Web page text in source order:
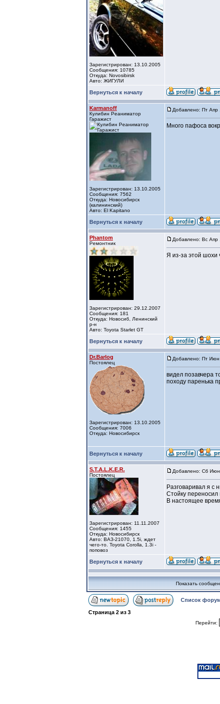
Зарегистрирован: 13.10.2005
Сообщения: 10785
Откуда: Novosibirsk
Авто: ЖИГУЛИ
Вернуться к началу
Karmanoff
Кулибин Реаниматор
Гаражист
Зарегистрирован: 13.10.2005
Сообщения: 7562
Откуда: Новосибирск
(калининский)
Авто: El Kapitano
Добавлено: Пт Апр
Много пафоса
Вернуться к началу
Phantom
Ремонтник
Зарегистрирован: 29.12.2007
Сообщения: 181
Откуда: Новосиб, Ленинский
р-н
Авто: Toyota Starlet GT
Добавлено: Вс Апр
Я из-за этой шохи
Вернуться к началу
Dr.Barlog
Постоялец
Зарегистрирован: 13.10.2005
Сообщения: 7006
Откуда: Новосибирск
Добавлено: Пт
видел позавчера
походу паренька
Вернуться к началу
S.T.A.L.K.E.R.
Постоялец
Зарегистрирован: 11.11.2007
Сообщения: 1455
Откуда: Новосибирск
Авто: ВАЗ-21070, 1.5i, ждет
чего-то. Toyota Corolla, 1.3i -
поповоз
Добавлено: Сб
Разговаривал я с
Стойку переносил
В настоящее
Вернуться к началу
Показать
Список
Страница 2 из 3
Перейти: